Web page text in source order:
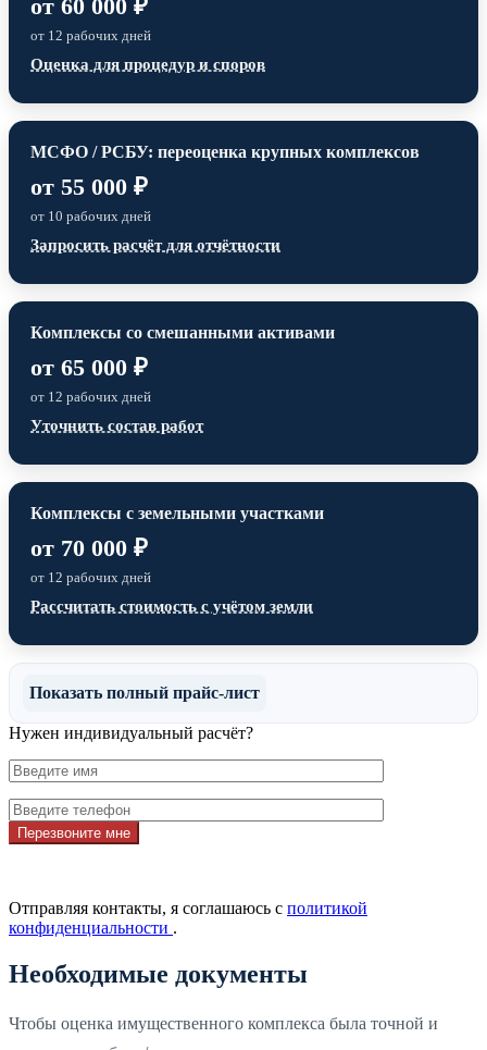
от 60 000 ₽
от 12 рабочих дней
Оценка для процедур и споров
МСФО / РСБУ: переоценка крупных комплексов
от 55 000 ₽
от 10 рабочих дней
Запросить расчёт для отчётности
Комплексы со смешанными активами
от 65 000 ₽
от 12 рабочих дней
Уточнить состав работ
Комплексы с земельными участками
от 70 000 ₽
от 12 рабочих дней
Рассчитать стоимость с учётом земли
Показать полный прайс-лист
Нужен индивидуальный расчёт?
Перезвоните мне
Отправляя контакты, я соглашаюсь с политикой
конфиденциальности .
Необходимые документы
Чтобы оценка имущественного комплекса была точной и